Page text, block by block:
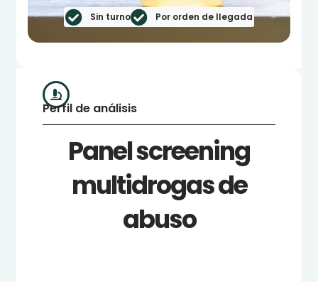
Sin turno Por orden de llegada
Perfil de análisis
Panel screening
multidrogas de
abuso